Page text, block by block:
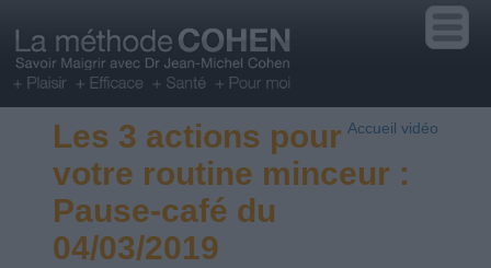
Accueil vidéo
Les 3 actions pour
votre routine minceur :
Pause-café du
04/03/2019